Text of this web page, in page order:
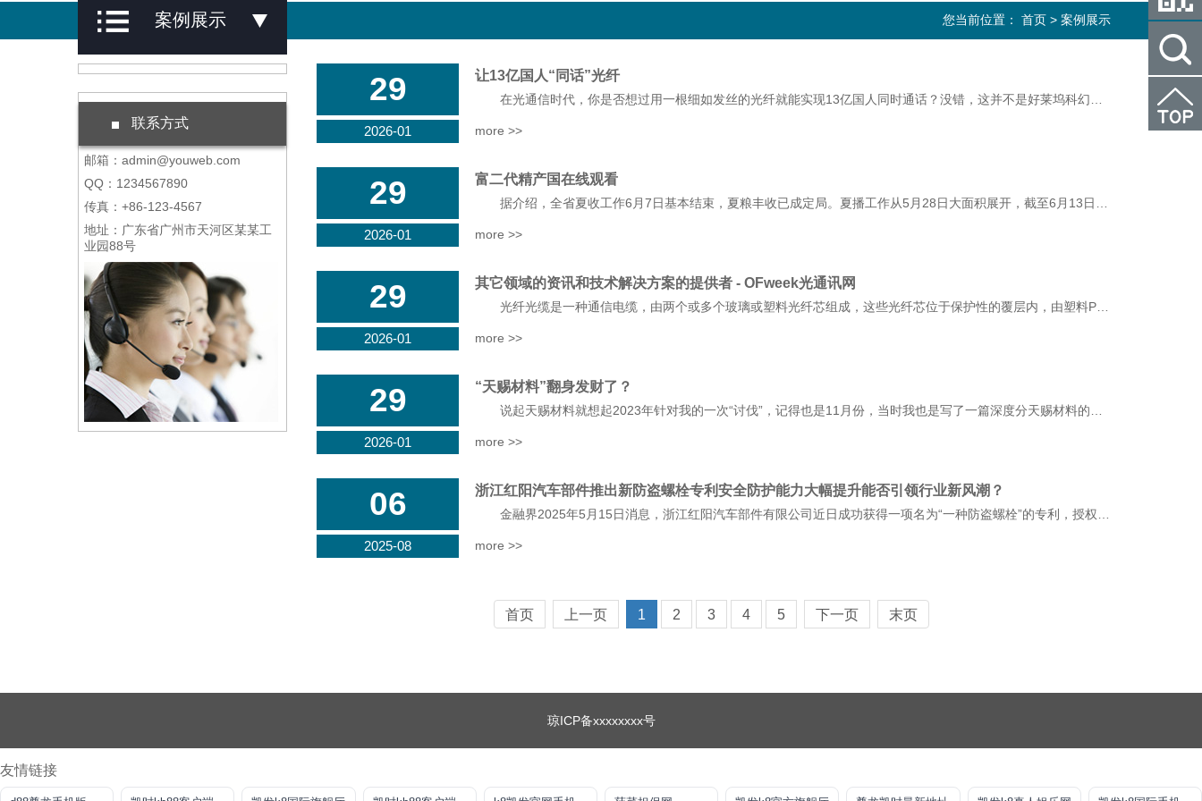
您当前位置： 首页 > 案例展示
案例展示
联系方式
邮箱：admin@youweb.com
QQ：1234567890
传真：+86-123-4567
地址：广东省广州市天河区某某工
业园88号
29
2026-01
让13亿国人“同话”光纤
more >>
29
2026-01
富二代精产国在线观看
more >>
29
2026-01
其它领域的资讯和技术解决方案的提供者 - OFweek光通讯网
more >>
29
2026-01
“天赐材料”翻身发财了？
more >>
06
2025-08
浙江红阳汽车部件推出新防盗螺栓专利安全防护能力大幅提升能否引领行业新风潮？
more >>
首页 上一页 1 2 3 4 5 下一页 末页
琼ICP备xxxxxxxx号
友情链接